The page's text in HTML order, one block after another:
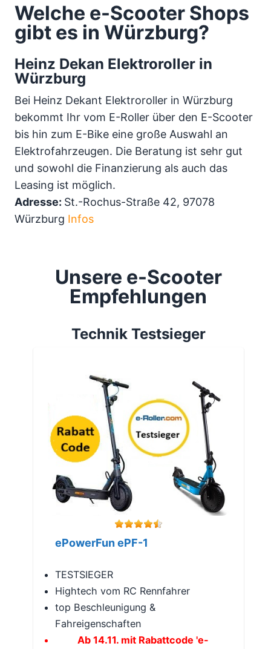
Welche e-Scooter Shops
gibt es in Würzburg?
Heinz Dekan Elektroroller in
Würzburg
Bei Heinz Dekant Elektroroller in Würzburg
bekommt Ihr vom E-Roller über den E-Scooter
bis hin zum E-Bike eine große Auswahl an
Elektrofahrzeugen. Die Beratung ist sehr gut
und sowohl die Finanzierung als auch das
Leasing ist möglich.
Adresse: St.-Rochus-Straße 42, 97078
Würzburg Infos
Unsere e-Scooter
Empfehlungen
Technik Testsieger
ePowerFun ePF-1
TESTSIEGER
Hightech vom RC Rennfahrer
top Beschleunigung &
Fahreigenschaften
Ab 14.11. mit Rabattcode 'e-